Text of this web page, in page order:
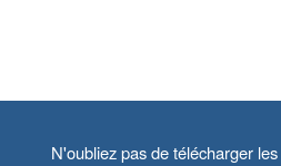
N'oubliez pas de télécharger les